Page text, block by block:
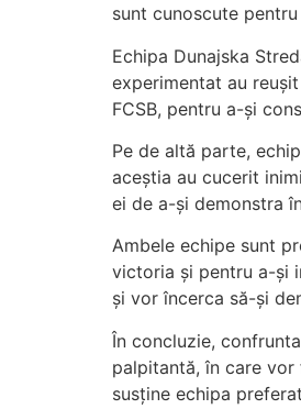
sunt cunoscute
Echipa Dunajska
experimentat au
FCSB, pentru a-și
Pe de altă parte,
aceștia au cucerit
ei de a-și demonstra
Ambele echipe sunt
victoria și pentru a-și
și vor încerca să-și
În concluzie,
palpitantă, în care
susține echipa